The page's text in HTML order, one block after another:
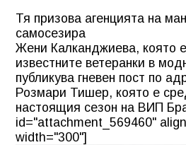
Тя призова агенцията на
самосезира
Жени Калканджиева, която
известните ветеранки в
публикува гневен пост по
Розмари Тишер, която е
настоящия сезон на ВИП
id="attachment_569460"
width="300"]